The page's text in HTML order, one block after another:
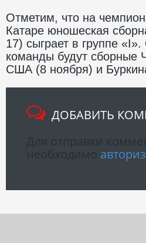
Отметим, что на
Катаре юношеская
17) сыграет в группе
команды будут сборные
США (8 ноября) и
ДОБАВИТЬ